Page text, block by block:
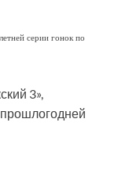
серии гонок по
3»,